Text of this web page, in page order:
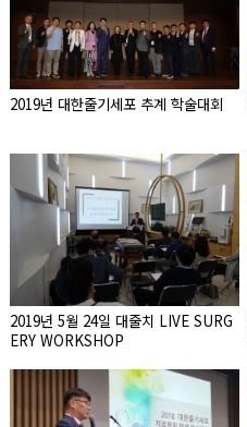
2019년 대한줄기세포 추계 학술대회
2019년 5월 24일 대줄치 LIVE SURG
ERY WORKSHOP